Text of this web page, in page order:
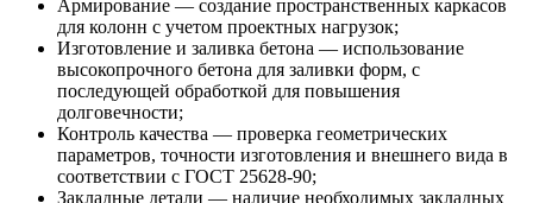
Армирование — создание пространственных каркасов
для колонн с учетом проектных нагрузок;
Изготовление и заливка бетона — использование
высокопрочного бетона для заливки форм, с
последующей обработкой для повышения
долговечности;
Контроль качества — проверка геометрических
параметров, точности изготовления и внешнего вида в
соответствии с ГОСТ 25628-90;
Закладные детали — наличие необходимых закладных